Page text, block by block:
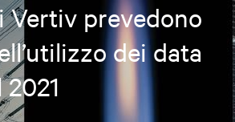
Vertiv prevedono
dei data